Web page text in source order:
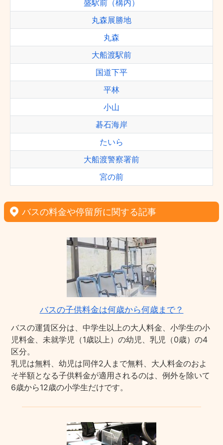
盛駅前（構内）
丸森展勝地
丸森
大船渡駅前
国道下平
平林
小山
碁石海岸
たいら
大船渡警察署前
宮の前
バスの料金や停留所に関する記事
バスの子供料金は何歳から何歳まで？
バスの運賃区分は、中学生以上の大人料金、小学生の小
児料金、未就学児（1歳以上）の幼児、乳児（0歳）の4
区分。
乳児は無料、幼児は同伴2人まで無料、大人料金のおよ
そ半額となる子供料金が適用されるのは、例外を除いて
6歳から12歳の小学生だけです。